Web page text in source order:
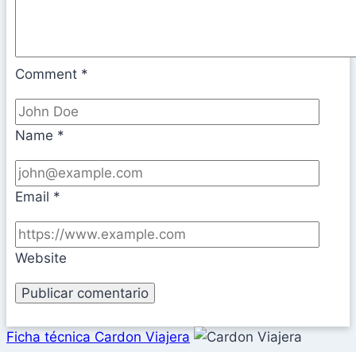
Comment *
Name *
Email *
Website
Ficha técnica Cardon Viajera